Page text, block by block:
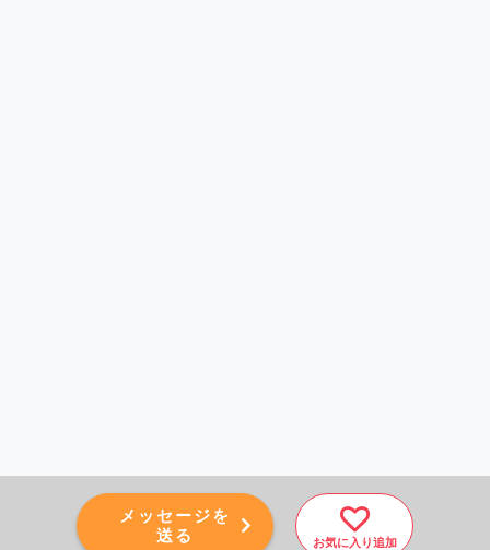
メッセージを
送る
お気に入り追加